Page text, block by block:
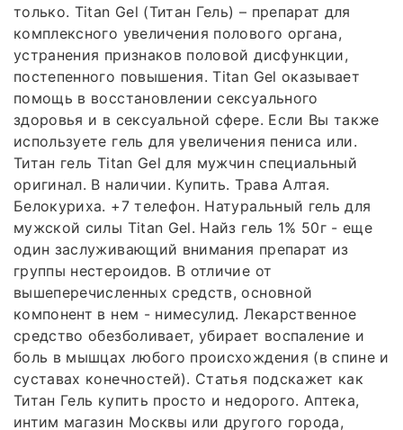
только. Titan Gel (Титан Гель) – препарат для
комплексного увеличения полового органа,
устранения признаков половой дисфункции,
постепенного повышения. Titan Gel оказывает
помощь в восстановлении сексуального
здоровья и в сексуальной сфере. Если Вы также
используете гель для увеличения пениса или.
Титан гель Titan Gel для мужчин специальный
оригинал. В наличии. Купить. Трава Алтая.
Белокуриха. +7 телефон. Натуральный гель для
мужской силы Titan Gel. Найз гель 1% 50г - еще
один заслуживающий внимания препарат из
группы нестероидов. В отличие от
вышеперечисленных средств, основной
компонент в нем - нимесулид. Лекарственное
средство обезболивает, убирает воспаление и
боль в мышцах любого происхождения (в спине и
суставах конечностей). Статья подскажет как
Титан Гель купить просто и недорого. Аптека,
интим магазин Москвы или другого города,